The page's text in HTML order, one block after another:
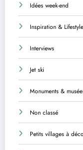
Idées week-end
Inspiration & Lifestyle
Interviews
Jet ski
Monuments &
Non classé
Petits villages à